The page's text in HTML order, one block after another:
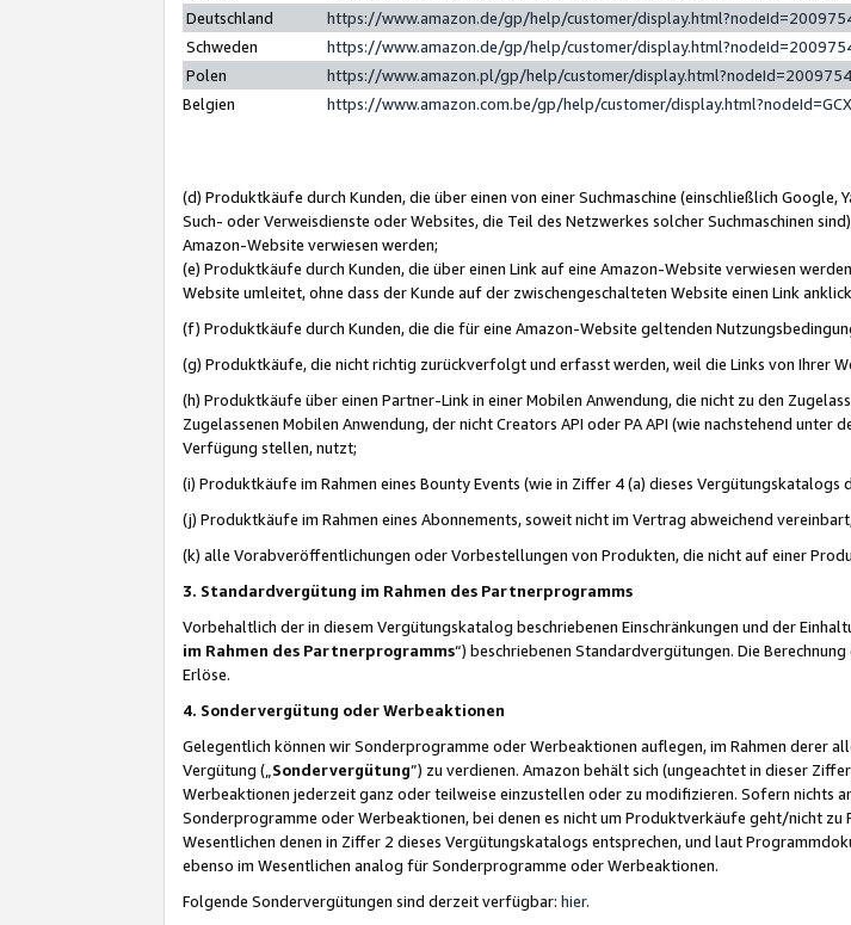
Deutschland
https://www.amazon.de/gp/help/customer/
Schweden
https://www.amazon.de/gp/help/customer/
Polen
https://www.amazon.pl/gp/help/customer/
Belgien
https://www.amazon.com.be/gp/help/customer/
(d) Produktkäufe durch Kunden, die über einen von einer Suchmaschine (einschließlich
Such- oder Verweisdienste oder Websites, die Teil des Netzwerkes solcher Suchmaschinen sind),
Amazon-Website verwiesen werden;
(e) Produktkäufe durch Kunden, die über einen Link auf eine Amazon-Website verwiesen
Website umleitet, ohne dass der Kunde auf der zwischengeschalteten Website einen Link
(f) Produktkäufe durch Kunden, die die für eine Amazon-Website geltenden
(g) Produktkäufe, die nicht richtig zurückverfolgt und erfasst werden, weil die Links von Ihrer
(h) Produktkäufe über einen Partner-Link in einer Mobilen Anwendung, die nicht zu den
Zugelassenen Mobilen Anwendung, der nicht Creators API oder PA API (wie nachstehend
Verfügung stellen, nutzt;
(i) Produktkäufe im Rahmen eines Bounty Events (wie in Ziffer 4 (a) dieses
(j) Produktkäufe im Rahmen eines Abonnements, soweit nicht im Vertrag abweichend
(k) alle Vorabveröffentlichungen oder Vorbestellungen von Produkten, die nicht auf einer
3. Standardvergütung im Rahmen des Partnerprogramms
Vorbehaltlich der in diesem Vergütungskatalog beschriebenen Einschränkungen und der
im Rahmen des Partnerprogramms“) beschriebenen Standardvergütungen. Die
Erlöse.
4. Sondervergütung oder Werbeaktionen
Gelegentlich können wir Sonderprogramme oder Werbeaktionen auflegen, im Rahmen derer
Vergütung („ Sondervergütung”) zu verdienen. Amazon behält sich (ungeachtet in dieser
Werbeaktionen jederzeit ganz oder teilweise einzustellen oder zu modifizieren. Sofern nichts
Sonderprogramme oder Werbeaktionen, bei denen es nicht um Produktverkäufe geht/nicht
Wesentlichen denen in Ziffer 2 dieses Vergütungskatalogs entsprechen, und laut
ebenso im Wesentlichen analog für Sonderprogramme oder Werbeaktionen.
Folgende Sondervergütungen sind derzeit verfügbar: hier.